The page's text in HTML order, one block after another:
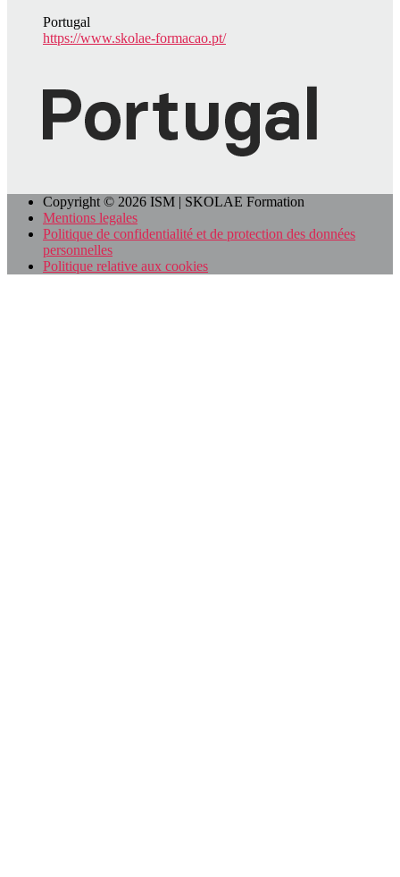
Portugal
https://www.skolae-formacao.pt/
Copyright © 2026 ISM | SKOLAE Formation
Mentions legales
Politique de confidentialité et de protection des données
personnelles
Politique relative aux cookies